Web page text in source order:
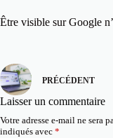
Être visible sur Google
PRÉCÉDENT
Laisser un commentaire
Votre adresse e-mail ne sera
indiqués avec *